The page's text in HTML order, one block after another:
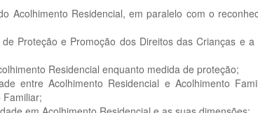
Acolhimento Residencial, em paralelo com o
Proteção e Promoção dos Direitos das Crianças e
Residencial enquanto medida de proteção;
entre Acolhimento Residencial e Acolhimento
Familiar;